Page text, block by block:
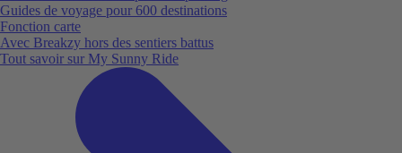
Guides de voyage pour 600 destinations
Fonction carte
Avec Breakzy hors des sentiers battus
Tout savoir sur My Sunny Ride